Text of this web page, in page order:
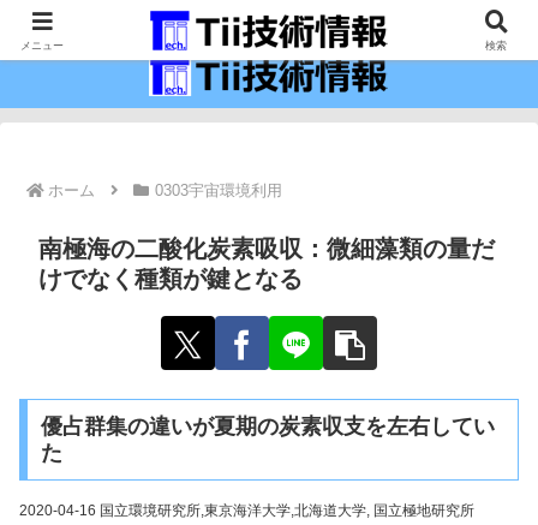
最新の科学技術の情報インフラ。
ホーム 0303宇宙環境利用
南極海の二酸化炭素吸収：微細藻類の量だ
けでなく種類が鍵となる
優占群集の違いが夏期の炭素収支を左右してい
た
2020-04-16 国立環境研究所,東京海洋大学,北海道大学, 国立極地研究所
メニュー 検索